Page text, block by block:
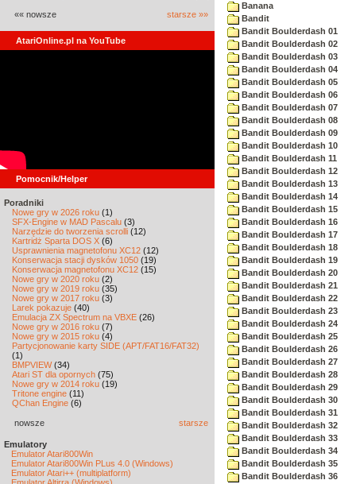
«« nowsze starsze »»
AtariOnline.pl na YouTube
Pomocnik/Helper
Poradniki
Nowe gry w 2026 roku (1)
SFX-Engine w MAD Pascalu (3)
Narzędzie do tworzenia scrolli (12)
Kartridż Sparta DOS X (6)
Usprawnienia magnetofonu XC12 (12)
Konserwacja stacji dysków 1050 (19)
Konserwacja magnetofonu XC12 (15)
Nowe gry w 2020 roku (2)
Nowe gry w 2019 roku (35)
Nowe gry w 2017 roku (3)
Larek pokazuje (40)
Emulacja ZX Spectrum na VBXE (26)
Nowe gry w 2016 roku (7)
Nowe gry w 2015 roku (4)
Partycjonowanie karty SIDE (APT/FAT16/FAT32)
(1)
BMPVIEW(34)
Atari ST dla opornych (75)
Nowe gry w 2014 roku (19)
Tritone engine (11)
QChan Engine (6)
nowsze starsze
Emulatory
Emulator Atari800Win
Emulator Atari800Win PLus 4.0 (Windows)
Emulator Atari++ (multiplatform)
Banana
Bandit
Bandit Boulderdash 01
Bandit Boulderdash 02
Bandit Boulderdash 03
Bandit Boulderdash 04
Bandit Boulderdash 05
Bandit Boulderdash 06
Bandit Boulderdash 07
Bandit Boulderdash 08
Bandit Boulderdash 09
Bandit Boulderdash 10
Bandit Boulderdash 11
Bandit Boulderdash 12
Bandit Boulderdash 13
Bandit Boulderdash 14
Bandit Boulderdash 15
Bandit Boulderdash 16
Bandit Boulderdash 17
Bandit Boulderdash 18
Bandit Boulderdash 19
Bandit Boulderdash 20
Bandit Boulderdash 21
Bandit Boulderdash 22
Bandit Boulderdash 23
Bandit Boulderdash 24
Bandit Boulderdash 25
Bandit Boulderdash 26
Bandit Boulderdash 27
Bandit Boulderdash 28
Bandit Boulderdash 29
Bandit Boulderdash 30
Bandit Boulderdash 31
Bandit Boulderdash 32
Bandit Boulderdash 33
Bandit Boulderdash 34
Bandit Boulderdash 35
Bandit Boulderdash 36